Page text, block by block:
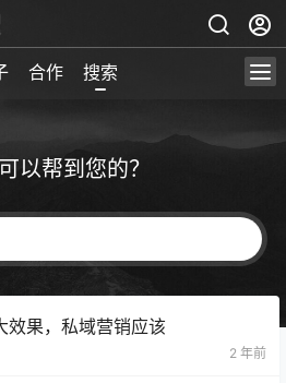
合作 搜索
以帮到您的？
效果，私域营销应该
2 年前